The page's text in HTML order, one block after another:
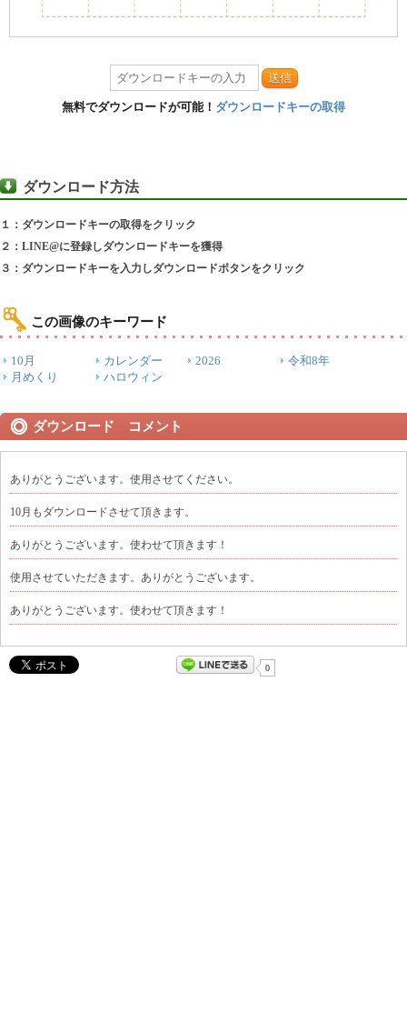
送信
無料でダウンロードが可能！ ダウンロードキーの取得
ダウンロード方法
１：ダウンロードキーの取得をクリック
２：LINE@に登録しダウンロードキーを獲得
３：ダウンロードキーを入力しダウンロードボタンをクリック
この画像のキーワード
10月 カレンダー 2026
令和8年
月めくり
ハロウィン
ダウンロード コメント
ありがとうございます。使用させてください。
10月もダウンロードさせて頂きます。
ありがとうございます。使わせて頂きます！
使用させていただきます。ありがとうございます。
ありがとうございます。使わせて頂きます！
0